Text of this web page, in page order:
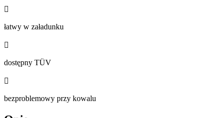

łatwy w załadunku

dostępny TÜV

bezproblemowy przy kowalu